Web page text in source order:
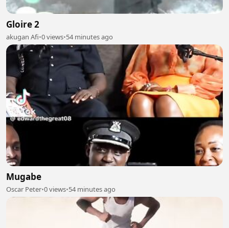
Gloire 2
akugan Afi•0 views•54 minutes ago
Mugabe
Oscar Peter•0 views•54 minutes ago